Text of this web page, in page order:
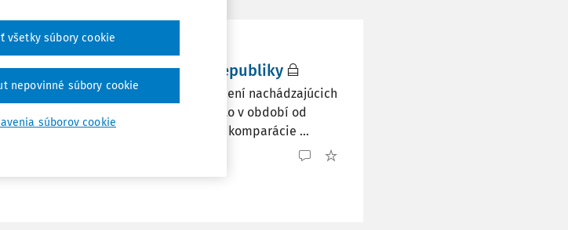
na území Slovenskej republiky
trestnoprávnej ochrany štátnych zriadení nachádzajúcich
trestného činu vlastizrady, a to v období od
súčasný platný stav. Prostredníctvom komparácie ...
súborov cookie
nepovinné súbory cookie
všetky súbory cookie